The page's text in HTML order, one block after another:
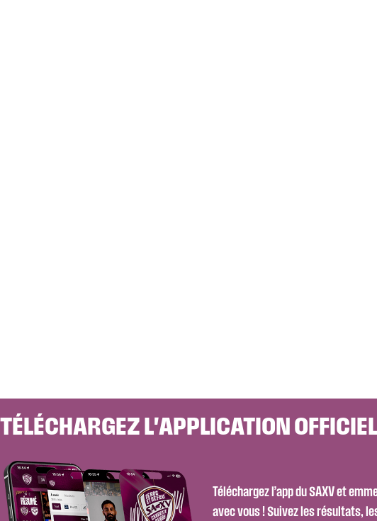
TÉLÉCHARGEZ L'APPLICATION
Téléchargez l’app du SAXV et
avec vous ! Suivez les résultats,